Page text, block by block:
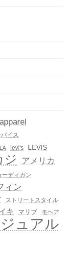
イス
LA levi's
LEVIS
ジ アメリカ
ーディガン
ィン
ストリートスタイル
キ マリブ モヘア
ュアル